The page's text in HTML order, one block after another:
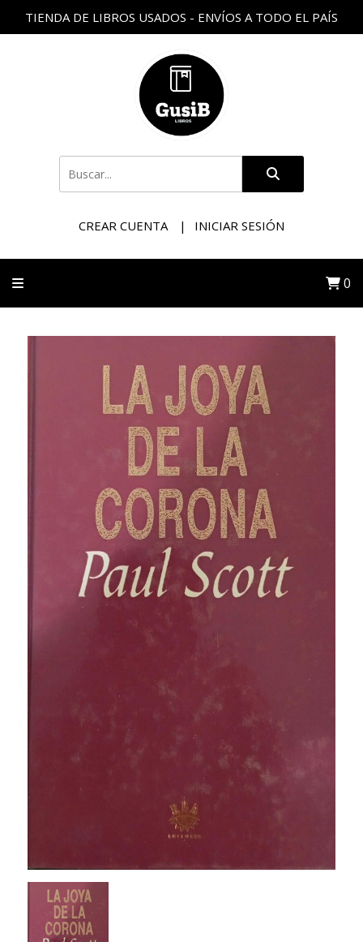
TIENDA DE LIBROS USADOS - ENVÍOS A TODO EL PAÍS
CREAR CUENTA INICIAR SESIÓN
0